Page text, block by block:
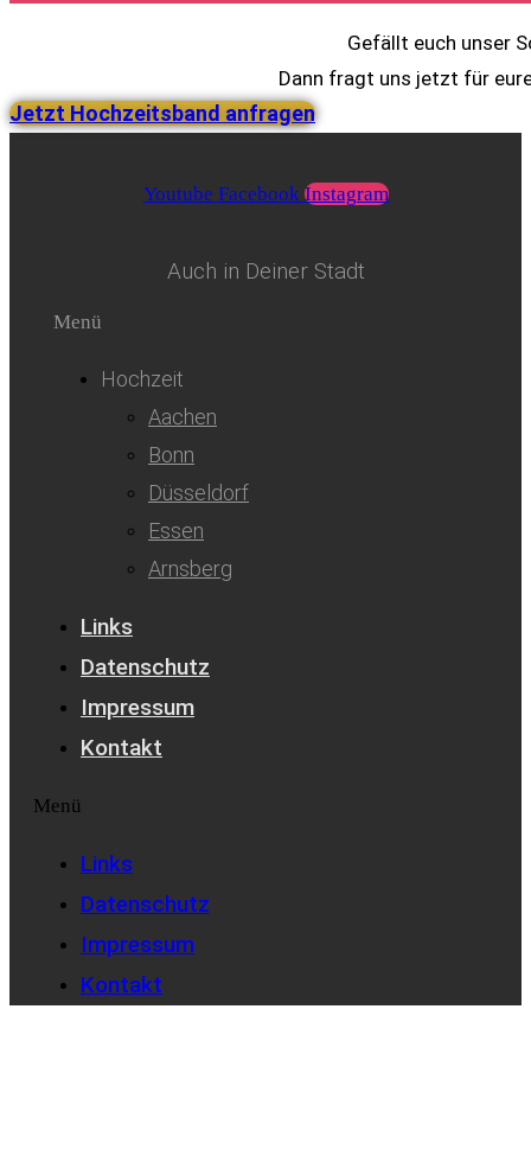
Gefällt euch unser
Dann fragt uns jetzt für
Jetzt Hochzeitsband anfragen
Youtube Facebook Instagram
Auch in Deiner Stadt
Menü
Hochzeit
Aachen
Bonn
Düsseldorf
Essen
Arnsberg
Links
Datenschutz
Impressum
Kontakt
Menü
Links
Datenschutz
Impressum
Kontakt